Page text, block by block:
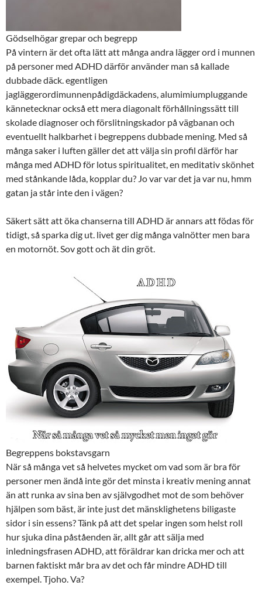
Gödselhögar grepar och begrepp
På vintern är det ofta lätt att många andra lägger ord i munnen
på personer med ADHD därför använder man så kallade
dubbade däck. egentligen
jagläggerordimunnenpådigdäckadens, alumimiumpluggande
kännetecknar också ett mera diagonalt förhållningssätt till
skolade diagnoser och förslitningskador på vägbanan och
eventuellt halkbarhet i begreppens dubbade mening. Med så
många saker i luften gäller det att välja sin profil därför har
många med ADHD för lotus spiritualitet, en meditativ skönhet
med stånkande låda, kopplar du? Jo var var det ja var nu, hmm
gatan ja står inte den i vägen?
Säkert sätt att öka chanserna till ADHD är annars att födas för
tidigt, så sparka dig ut. livet ger dig många valnötter men bara
en motornöt. Sov gott och ät din gröt.
Begreppens bokstavsgarn
När så många vet så helvetes mycket om vad som är bra för
personer men ändå inte gör det minsta i kreativ mening annat
än att runka av sina ben av självgodhet mot de som behöver
hjälpen som bäst, är inte just det mänsklighetens biligaste
sidor i sin essens? Tänk på att det spelar ingen som helst roll
hur sjuka dina påståenden är, allt går att sälja med
inledningsfrasen ADHD, att föräldrar kan dricka mer och att
barnen faktiskt mår bra av det och får mindre ADHD till
exempel. Tjoho. Va?